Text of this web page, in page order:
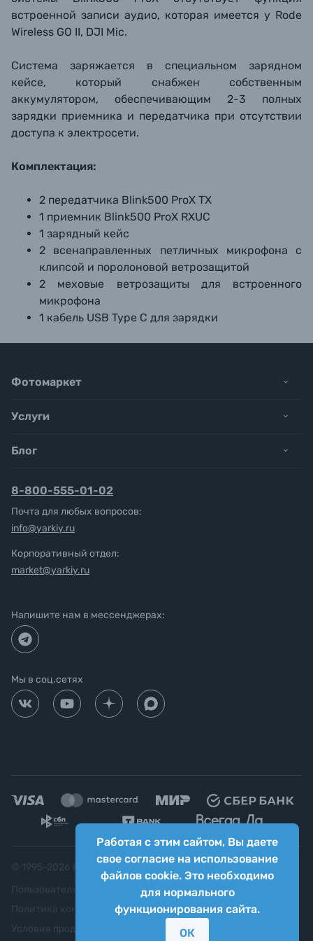
встроенной записи аудио, которая имеется у Rode
Wireless GO II, DJI Mic.
Система заряжается в специальном зарядном
кейсе, который снабжен собственным
аккумулятором, обеспечивающим 2-3 полных
зарядки приемника и передатчика при отсутствии
доступа к электросети.
Комплектация:
2 передатчика Blink500 ProX TX
1 приемник Blink500 ProX RXUC
1 зарядный кейс
2 всенаправленных петличных микрофона с
клипсой и поролоновой ветрозащитой
2 меховые ветрозащиты для встроенного
микрофона
1 кабель USB Type C для зарядки
Работая с этим сайтом, Вы даете
свое согласие на использование
файлов cookie. Это необходимо
для нормального
функционирования сайта.
ОК
Фотомаркет
Услуги
Блог
8-800-555-01-02
Почта для любых вопросов:
info@yarkiy.ru
Корпоративный отдел:
market@yarkiy.ru
Напишите нам в мессенджерах:
Мы в соц.сетях
Яркий фотомаркет ("Яркий Мир")
Пользовательское соглашение
Политика конфиденциальности